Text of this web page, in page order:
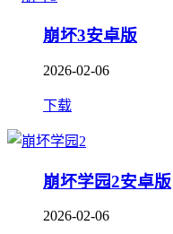
崩坏3安卓版
2026-02-06
下载
崩坏学园2安卓版
2026-02-06